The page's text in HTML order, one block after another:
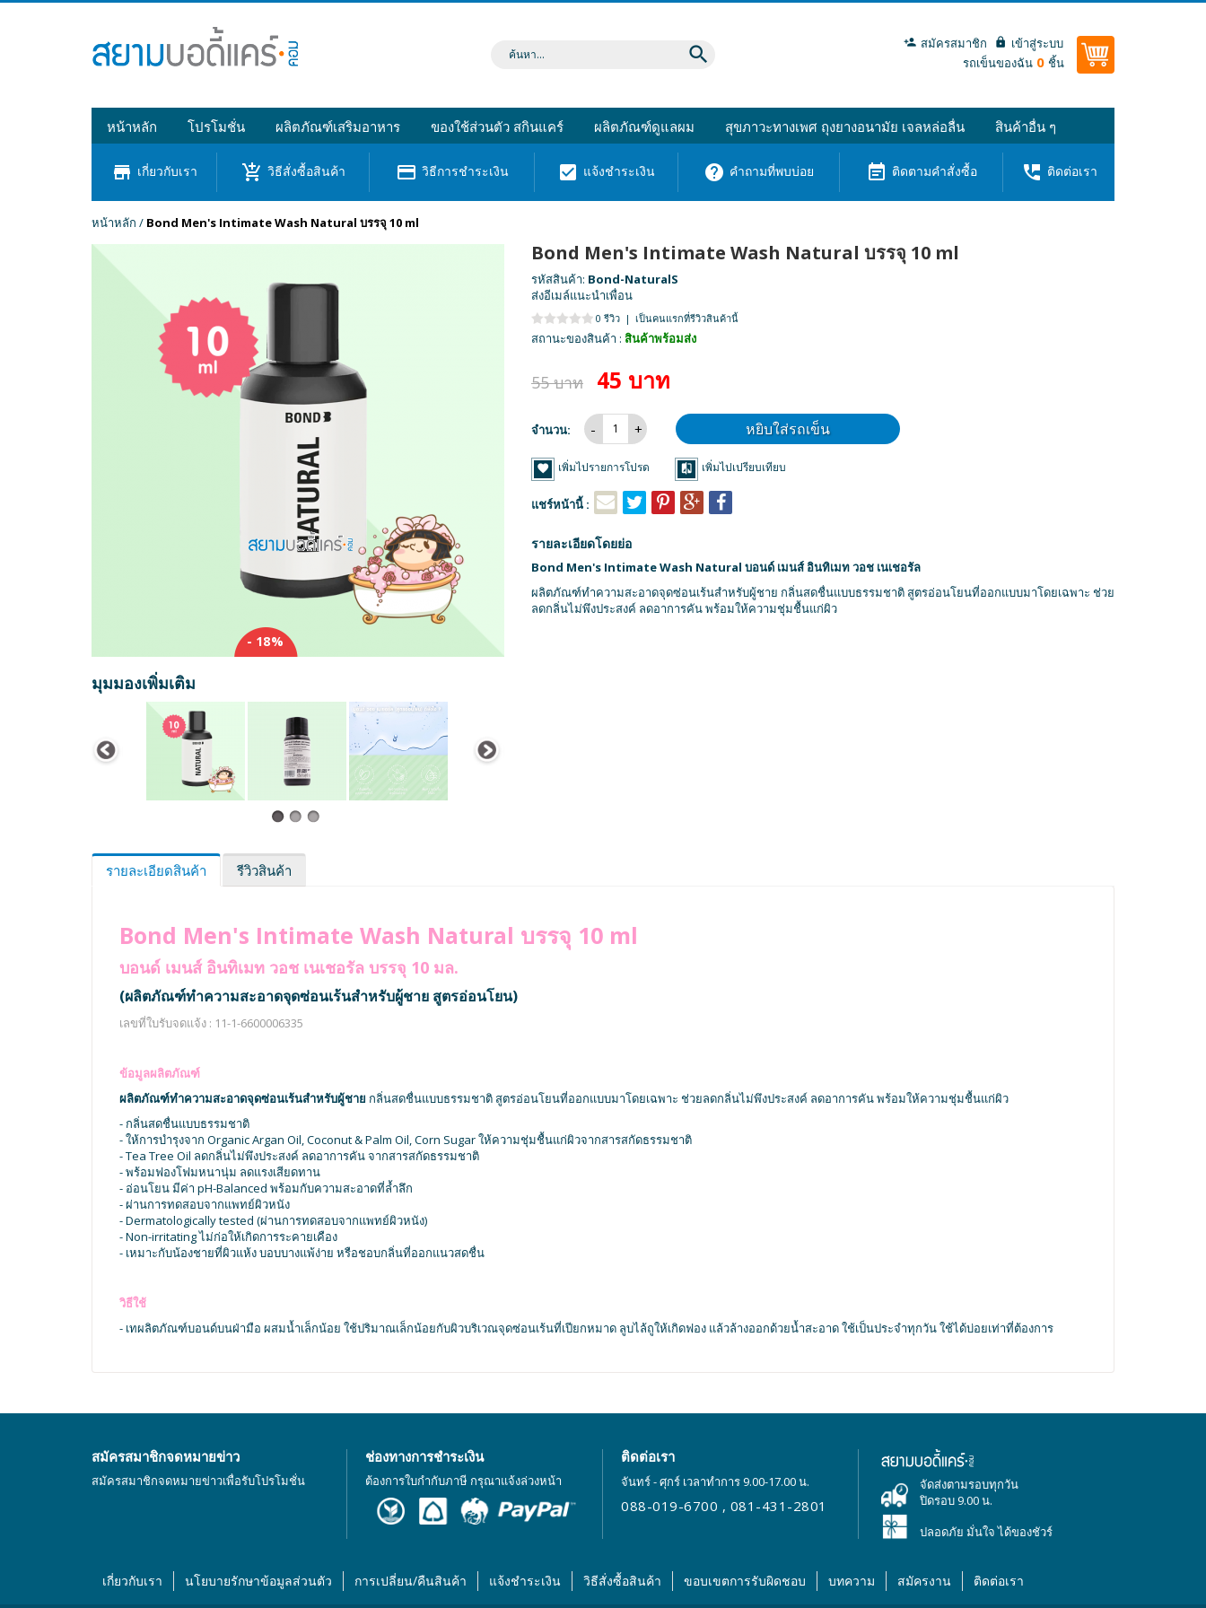
รถเข็นของฉัน 0 ชิ้น
สมัครสมาชิก เข้าสู่ระบบ
search
หน้าหลัก โปรโมชั่น ผลิตภัณฑ์เสริมอาหาร ของใช้ส่วนตัว สกินแคร์ ผลิตภัณฑ์ดูแลผม สุขภาวะทางเพศ ถุงยางอนามัย เจลหล่อลื่น สินค้าอื่น ๆ
store เกี่ยวกับเรา add_shopping_cart วิธีสั่งซื้อสินค้า credit_card วิธีการชำระเงิน check_box แจ้งชำระเงิน help คำถามที่พบบ่อย event_note ติดตามคำสั่งซื้อ perm_phone_msg ติดต่อเรา
หน้าหลัก / Bond Men's Intimate Wash Natural บรรจุ 10 ml
- 18%
มุมมองเพิ่มเติม
Bond Men's Intimate Wash Natural บรรจุ 10 ml
รหัสสินค้า: Bond-NaturalS
ส่งอีเมล์แนะนำเพื่อน
0 รีวิว | เป็นคนแรกที่รีวิวสินค้านี้
สถานะของสินค้า : สินค้าพร้อมส่ง
55 บาท 45 บาท
จำนวน: หยิบใส่รถเข็น
เพิ่มไปรายการโปรด เพิ่มไปเปรียบเทียบ
แชร์หน้านี้ :
รายละเอียดโดยย่อ
Bond Men's Intimate Wash Natural บอนด์ เมนส์ อินทิเมท วอช เนเชอรัล
ผลิตภัณฑ์ทำความสะอาดจุดซ่อนเร้นสำหรับผู้ชาย กลิ่นสดชื่นแบบธรรมชาติ สูตรอ่อนโยนที่ออกแบบมาโดยเฉพาะ ช่วย
ลดกลิ่นไม่พึงประสงค์ ลดอาการคัน พร้อมให้ความชุ่มชื้นแก่ผิว
รายละเอียดสินค้า รีวิวสินค้า
Bond Men's Intimate Wash Natural บรรจุ 10 ml
บอนด์ เมนส์ อินทิเมท วอช เนเชอรัล บรรจุ 10 มล.
(ผลิตภัณฑ์ทำความสะอาดจุดซ่อนเร้นสำหรับผู้ชาย สูตรอ่อนโยน)
เลขที่ใบรับจดแจ้ง : 11-1-6600006335
ข้อมูลผลิตภัณฑ์
ผลิตภัณฑ์ทำความสะอาดจุดซ่อนเร้นสำหรับผู้ชาย กลิ่นสดชื่นแบบธรรมชาติ สูตรอ่อนโยนที่ออกแบบมาโดยเฉพาะ ช่วยลดกลิ่นไม่พึงประสงค์ ลดอาการคัน พร้อมให้ความชุ่มชื้นแก่ผิว
- กลิ่นสดชื่นแบบธรรมชาติ
- ให้การบำรุงจาก Organic Argan Oil, Coconut & Palm Oil, Corn Sugar ให้ความชุ่มชื้นแก่ผิวจากสารสกัดธรรมชาติ
- Tea Tree Oil ลดกลิ่นไม่พึงประสงค์ ลดอาการคัน จากสารสกัดธรรมชาติ
- พร้อมฟองโฟมหนานุ่ม ลดแรงเสียดทาน
- อ่อนโยน มีค่า pH-Balanced พร้อมกับความสะอาดที่ล้ำลึก
- ผ่านการทดสอบจากแพทย์ผิวหนัง
- Dermatologically tested (ผ่านการทดสอบจากแพทย์ผิวหนัง)
- Non-irritating ไม่ก่อให้เกิดการระคายเคือง
- เหมาะกับน้องชายที่ผิวแห้ง บอบบางแพ้ง่าย หรือชอบกลิ่นที่ออกแนวสดชื่น
วิธีใช้
- เทผลิตภัณฑ์บอนด์บนฝ่ามือ ผสมน้ำเล็กน้อย ใช้ปริมาณเล็กน้อยกับผิวบริเวณจุดซ่อนเร้นที่เปียกหมาด ลูบไล้ถูให้เกิดฟอง แล้วล้างออกด้วยน้ำสะอาด ใช้เป็นประจำทุกวัน ใช้ได้บ่อยเท่าที่ต้องการ
สมัครสมาชิกจดหมายข่าว
สมัครสมาชิกจดหมายข่าวเพื่อรับโปรโมชั่น
ช่องทางการชำระเงิน
ต้องการใบกำกับภาษี กรุณาแจ้งล่วงหน้า
ติดต่อเรา
จันทร์ - ศุกร์ เวลาทำการ 9.00-17.00 น.
088-019-6700 , 081-431-2801
จัดส่งตามรอบทุกวัน
ปิดรอบ 9.00 น.
ปลอดภัย มั่นใจ ได้ของชัวร์
เกี่ยวกับเรา นโยบายรักษาข้อมูลส่วนตัว การเปลี่ยน/คืนสินค้า แจ้งชำระเงิน วิธีสั่งซื้อสินค้า ขอบเขตการรับผิดชอบ บทความ สมัครงาน ติดต่อเรา